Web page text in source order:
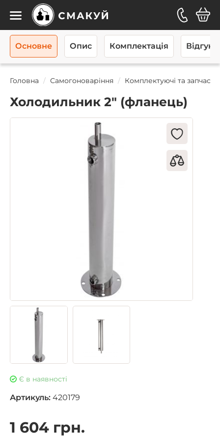
Каталог
Головна Самогоноваріння Комплектуючі та
Холодильник 2" (фланець)
Є в наявності
Артикуль: 420179
1 604 грн.
Основне Опис Комплектація